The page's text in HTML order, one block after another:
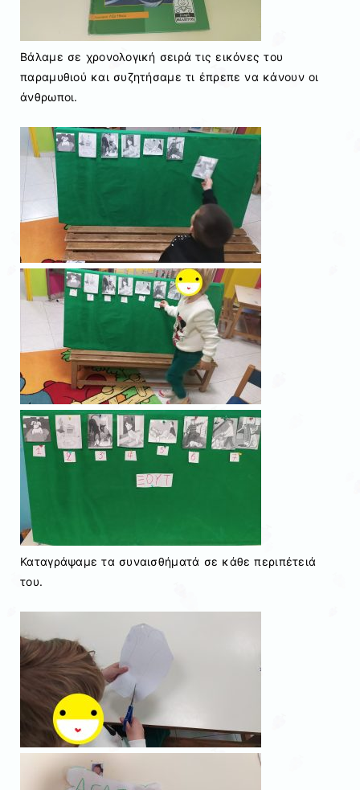
Βάλαμε σε χρονολογική σειρά τις εικόνες του
παραμυθιού και συζητήσαμε τι έπρεπε να κάνουν οι
άνθρωποι.
Καταγράψαμε τα συναισθήματά σε κάθε περιπέτειά
του.